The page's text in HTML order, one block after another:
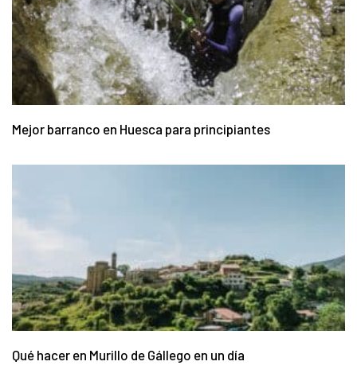
Mejor barranco en Huesca para principiantes
Qué hacer en Murillo de Gállego en un día